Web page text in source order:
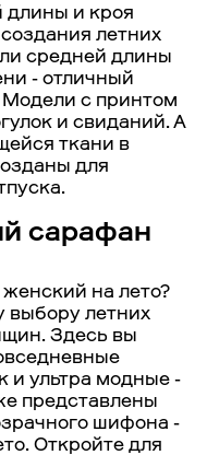
и кроя
летних
средней длины
- отличный
с принтом
и свиданий. А
ткани в
для
сарафан
на лето?
выбору летних
Здесь вы
и ультра модные -
представлены
шифона -
Откройте для